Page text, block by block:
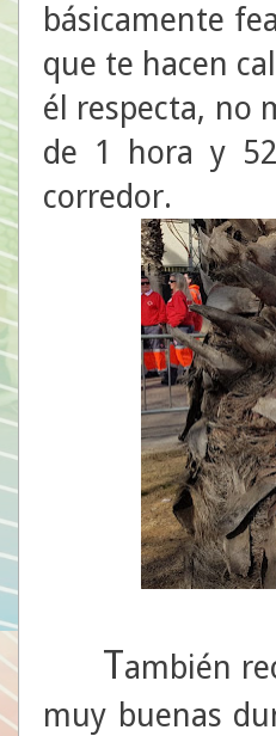
básicamente
que te hacen
él respecta, no
de 1 hora y
corredor.
También
muy buenas